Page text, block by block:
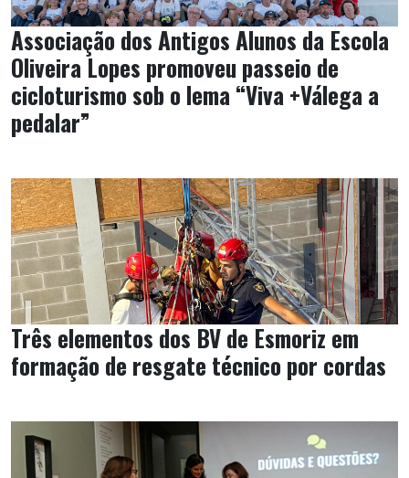
Associação dos Antigos Alunos da Escola
Oliveira Lopes promoveu passeio de
cicloturismo sob o lema “Viva +Válega a
pedalar”
Três elementos dos BV de Esmoriz em
formação de resgate técnico por cordas